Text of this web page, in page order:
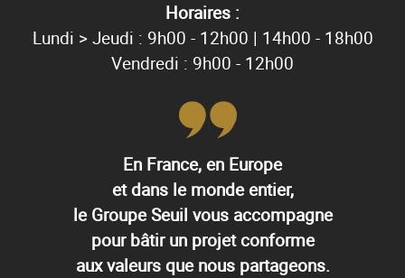
Horaires :
Lundi > Jeudi : 9h00 - 12h00 | 14h00 - 18h00
Vendredi : 9h00 - 12h00
En France, en Europe
et dans le monde entier,
le Groupe Seuil vous accompagne
pour bâtir un projet conforme
aux valeurs que nous partageons.